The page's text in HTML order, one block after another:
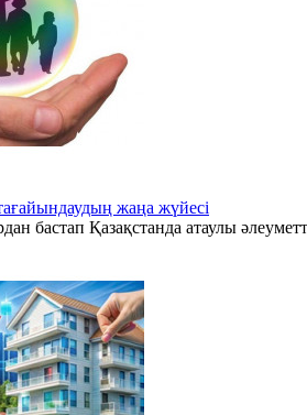
жаңа жүйесі
бастап Қазақстанда атаулы